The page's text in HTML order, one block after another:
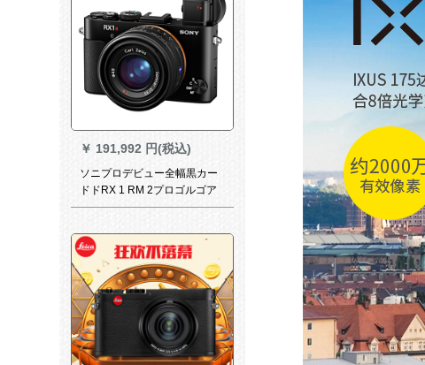
￥ 191,992 円(税込)
ソニプロデビュー全幅黒カー
ドドRX 1 RM 2プロゴルゴア
ドバンス